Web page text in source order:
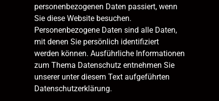
personenbezogenen Daten passiert, wenn
Sie diese Website besuchen.
Personenbezogene Daten sind alle Daten,
mit denen Sie persönlich identifiziert
werden können. Ausführliche Informationen
zum Thema Datenschutz entnehmen Sie
unserer unter diesem Text aufgeführten
Datenschutzerklärung.